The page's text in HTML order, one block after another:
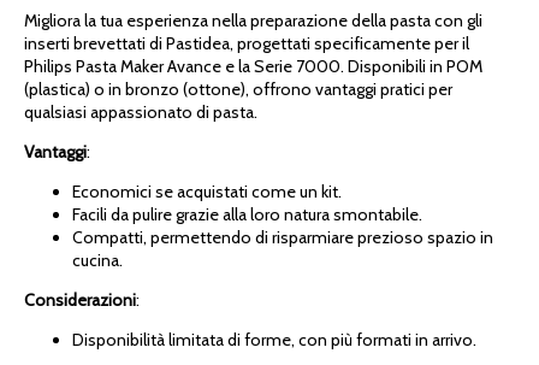
Migliora la tua esperienza nella preparazione della pasta con gli
inserti brevettati di Pastidea, progettati specificamente per il
Philips Pasta Maker Avance e la Serie 7000. Disponibili in POM
(plastica) o in bronzo (ottone), offrono vantaggi pratici per
qualsiasi appassionato di pasta.
Vantaggi:
Economici se acquistati come un kit.
Facili da pulire grazie alla loro natura smontabile.
Compatti, permettendo di risparmiare prezioso spazio in
cucina.
Considerazioni:
Disponibilità limitata di forme, con più formati in arrivo.